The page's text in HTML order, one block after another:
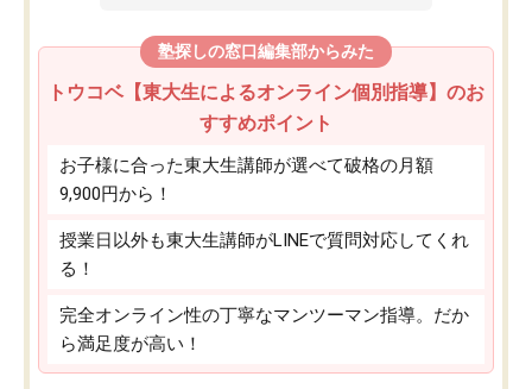
塾探しの窓口編集部からみた
トウコベ【東大生によるオンライン個別指導】のお
すすめポイント
お子様に合った東大生講師が選べて破格の月額
9,900円から！
授業日以外も東大生講師がLINEで質問対応してくれ
る！
完全オンライン性の丁寧なマンツーマン指導。だか
ら満足度が高い！